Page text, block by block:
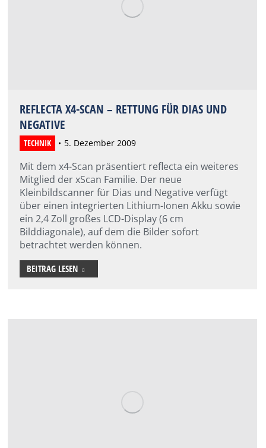
REFLECTA X4-SCAN – RETTUNG FÜR DIAS UND
NEGATIVE
TECHNIK 5. Dezember 2009
Mit dem x4-Scan präsentiert reflecta ein weiteres
Mitglied der xScan Familie. Der neue
Kleinbildscanner für Dias und Negative verfügt
über einen integrierten Lithium-Ionen Akku sowie
ein 2,4 Zoll großes LCD-Display (6 cm
Bilddiagonale), auf dem die Bilder sofort
betrachtet werden können.
BEITRAG LESEN